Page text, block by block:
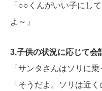
「○○くんがいい子にして
よ～」
3.子供の状況に応じて会
「サンタさんはソリに乗
「そうだよ。ソリは近